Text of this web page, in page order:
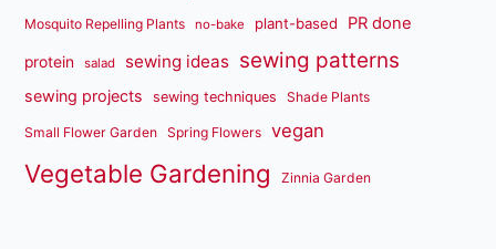
Mosquito Repelling Plants no-bake plant-based PR done
protein salad sewing ideas sewing patterns
sewing projects sewing techniques Shade Plants
Small Flower Garden Spring Flowers vegan
Vegetable Gardening Zinnia Garden